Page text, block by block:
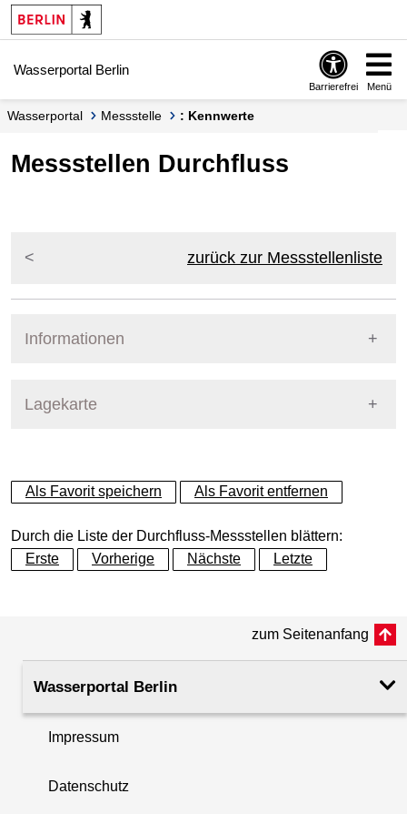
Springe zur Navigation
Springe zum Inhalt
Wasserportal Berlin
Barrierefrei Menü
Wasserportal Messstelle : Kennwerte
Messstellen Durchfluss
zurück zur Messstellenliste
Informationen
Lagekarte
+
−
Als Favorit speichern Als Favorit entfernen
Durch die Liste der Durchfluss-Messstellen blättern:
Erste
Vorherige Nächste Letzte
zum Seitenanfang
Wasserportal Berlin
Impressum
Datenschutz